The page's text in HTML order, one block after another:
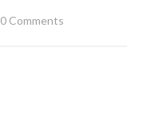
0 Comments